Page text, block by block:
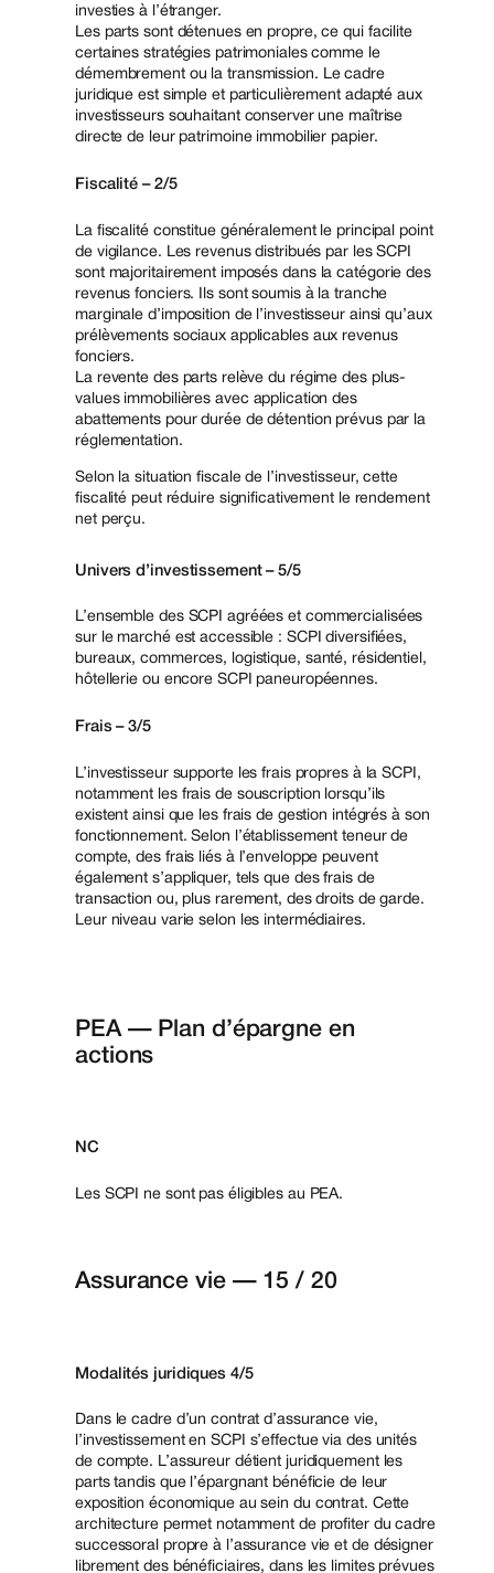
investies à l’étranger.
Les parts sont détenues en propre, ce qui facilite
certaines stratégies patrimoniales comme le
démembrement ou la transmission. Le cadre
juridique est simple et particulièrement adapté aux
investisseurs souhaitant conserver une maîtrise
directe de leur patrimoine immobilier papier.
Fiscalité – 2/5
La fiscalité constitue généralement le principal point
de vigilance. Les revenus distribués par les SCPI
sont majoritairement imposés dans la catégorie des
revenus fonciers. Ils sont soumis à la tranche
marginale d’imposition de l’investisseur ainsi qu’aux
prélèvements sociaux applicables aux revenus
fonciers.
La revente des parts relève du régime des plus-
values immobilières avec application des
abattements pour durée de détention prévus par la
réglementation.
Selon la situation fiscale de l’investisseur, cette
fiscalité peut réduire significativement le rendement
net perçu.
Univers d’investissement – 5/5
L’ensemble des SCPI agréées et commercialisées
sur le marché est accessible : SCPI diversifiées,
bureaux, commerces, logistique, santé, résidentiel,
hôtellerie ou encore SCPI paneuropéennes.
Frais – 3/5
L’investisseur supporte les frais propres à la SCPI,
notamment les frais de souscription lorsqu’ils
existent ainsi que les frais de gestion intégrés à son
fonctionnement. Selon l’établissement teneur de
compte, des frais liés à l’enveloppe peuvent
également s’appliquer, tels que des frais de
transaction ou, plus rarement, des droits de garde.
Leur niveau varie selon les intermédiaires.
PEA — Plan d’épargne en
actions
NC
Les SCPI ne sont pas éligibles au PEA.
Assurance vie — 15 / 20
Modalités juridiques 4/5
Dans le cadre d’un contrat d’assurance vie,
l’investissement en SCPI s’effectue via des unités
de compte. L’assureur détient juridiquement les
parts tandis que l’épargnant bénéficie de leur
exposition économique au sein du contrat. Cette
architecture permet notamment de profiter du cadre
successoral propre à l’assurance vie et de désigner
librement des bénéficiaires, dans les limites prévues